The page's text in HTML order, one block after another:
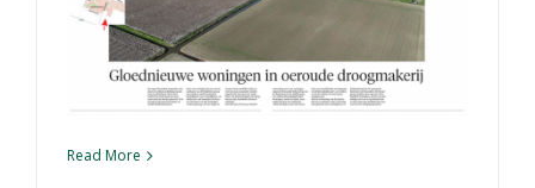
Read More